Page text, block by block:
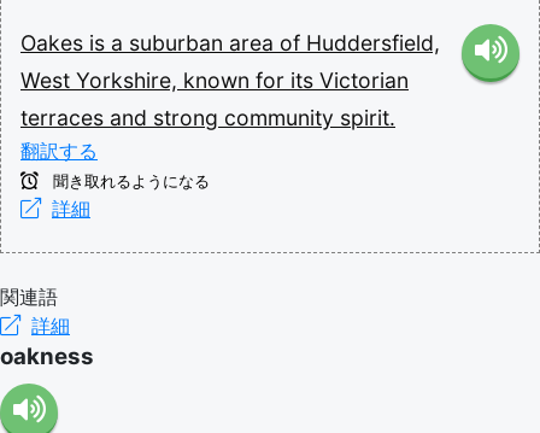
Oakes is a suburban area of Huddersfield,
West Yorkshire, known for its Victorian
terraces and strong community spirit.
翻訳する
聞き取れるようになる
詳細
関連語
詳細
oakness